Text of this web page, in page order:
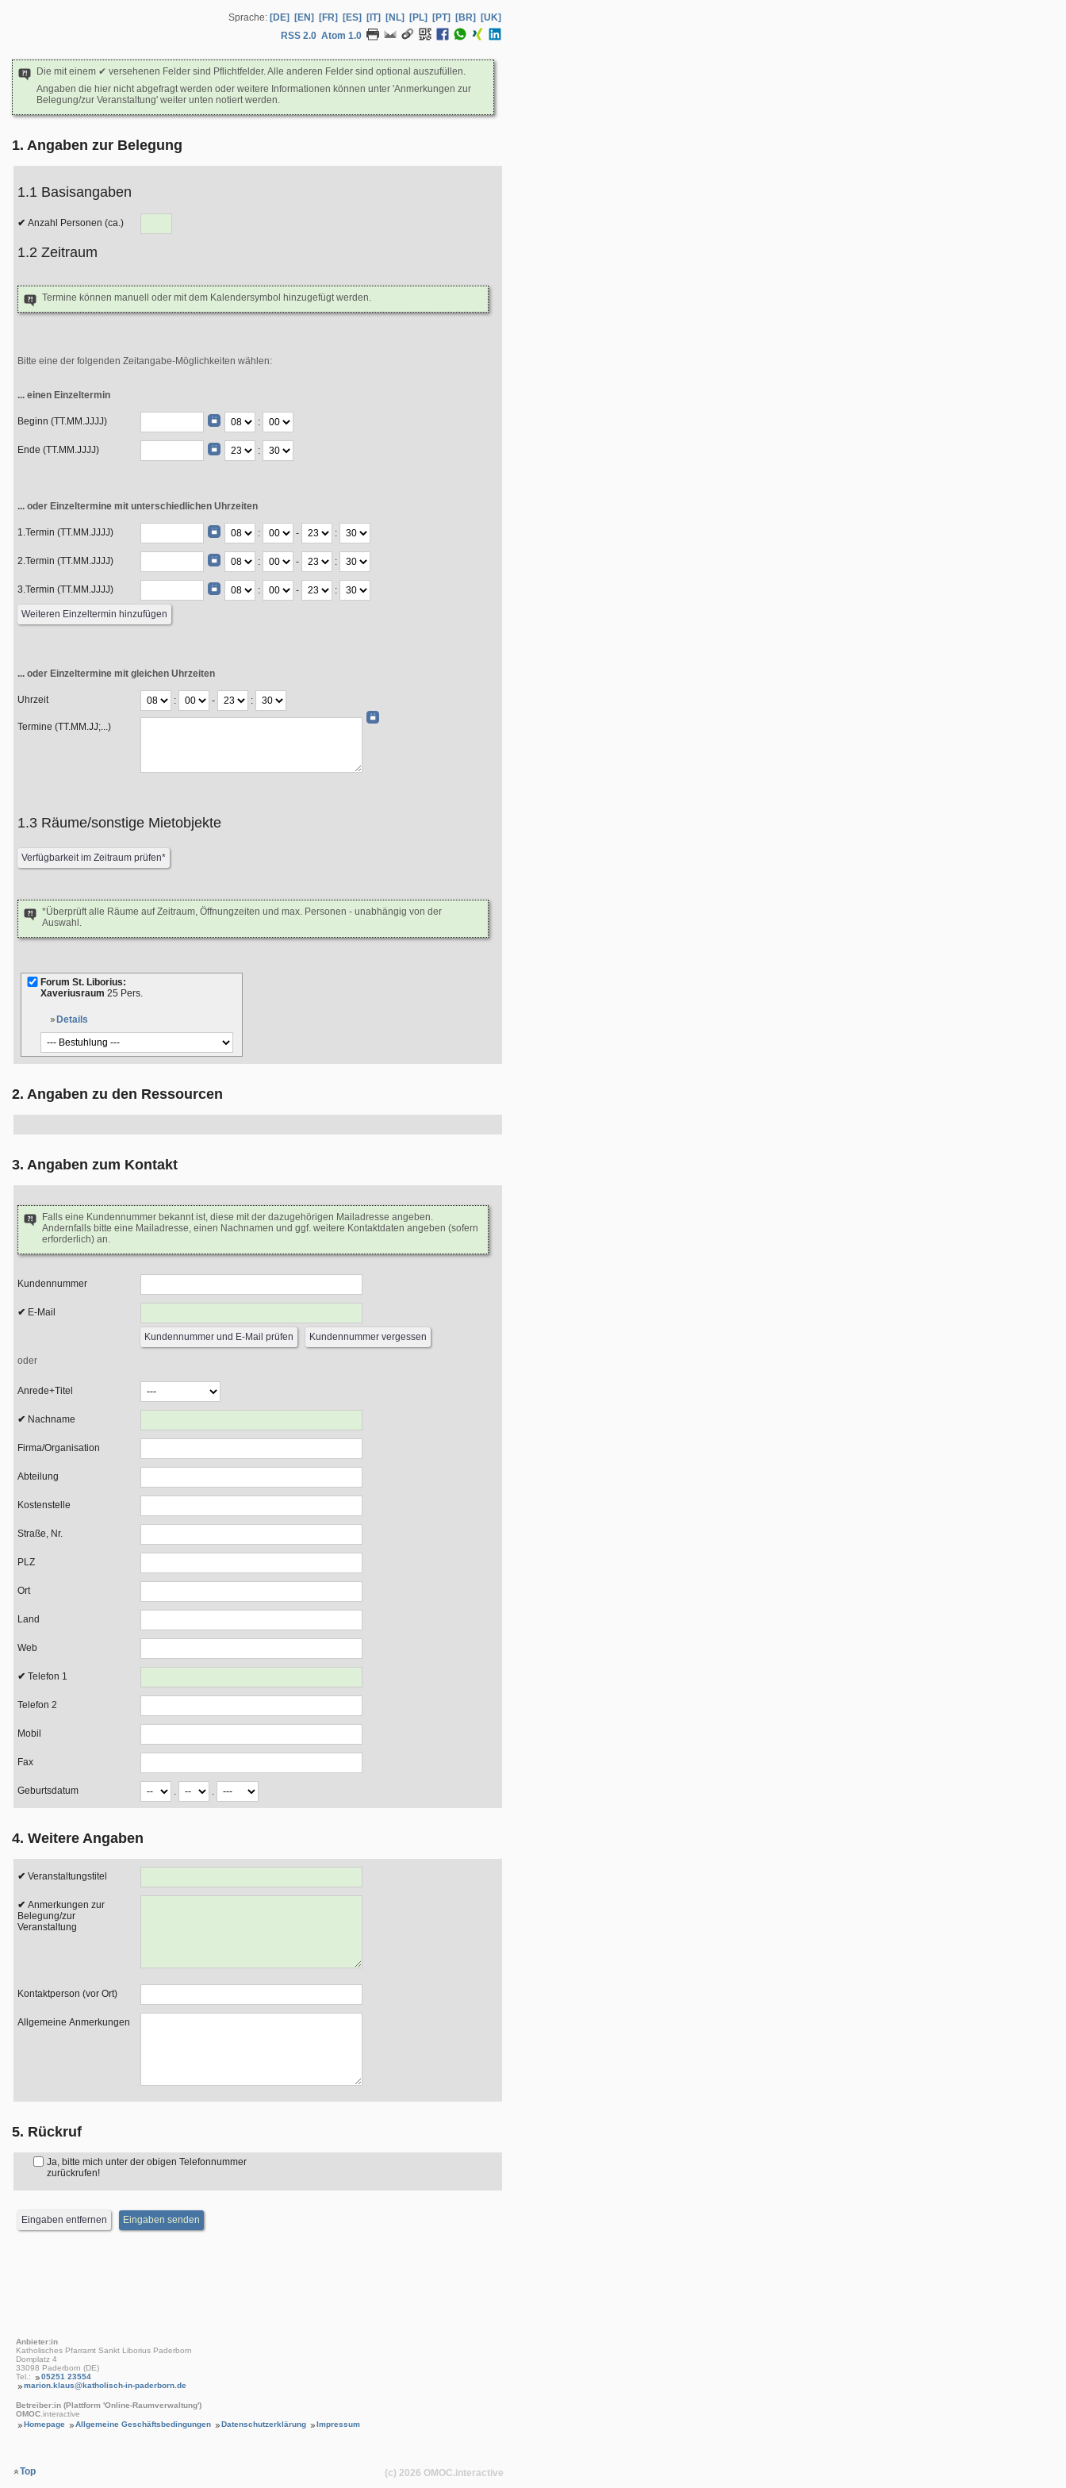
Sprache: [DE] [EN] [FR] [ES] [IT] [NL] [PL] [PT] [BR]
[UK]
RSS 2.0 Atom 1.0
Die mit einem ✔ versehenen Felder sind Pflichtfelder. Alle anderen Felder sind optional auszufüllen.
Angaben die hier nicht abgefragt werden oder weitere Informationen können unter 'Anmerkungen zur
Belegung/zur Veranstaltung' weiter unten notiert werden.
1. Angaben zur Belegung
1.1 Basisangaben
Anzahl Personen (ca.)
1.2 Zeitraum
Termine können manuell oder mit dem Kalendersymbol hinzugefügt werden.
Bitte eine der folgenden Zeitangabe-Möglichkeiten wählen:
... einen Einzeltermin
Beginn (TT.MM.JJJJ) :
Ende (TT.MM.JJJJ) :
... oder Einzeltermine mit unterschiedlichen Uhrzeiten
1.Termin (TT.MM.JJJJ) : - :
2.Termin (TT.MM.JJJJ) : - :
3.Termin (TT.MM.JJJJ) : - :
... oder Einzeltermine mit gleichen Uhrzeiten
Uhrzeit : - :
Termine (TT.MM.JJ;...)
1.3 Räume/sonstige Mietobjekte
*Überprüft alle Räume auf Zeitraum, Öffnungzeiten und max. Personen - unabhängig von der
Auswahl.
Forum St. Liborius:
Xaveriusraum 25 Pers.
Details
2. Angaben zu den Ressourcen
3. Angaben zum Kontakt
Falls eine Kundennummer bekannt ist, diese mit der dazugehörigen Mailadresse angeben.
Andernfalls bitte eine Mailadresse, einen Nachnamen und ggf. weitere Kontaktdaten angeben (sofern
erforderlich) an.
Kundennummer
E-Mail
oder
Anrede+Titel
Nachname
Firma/Organisation
Abteilung
Kostenstelle
Straße, Nr.
PLZ
Ort
Land
Web
Telefon 1
Telefon 2
Mobil
Fax
Geburtsdatum . .
4. Weitere Angaben
Veranstaltungstitel
Belegung/zur
Veranstaltung
Kontaktperson (vor Ort)
Allgemeine Anmerkungen
5. Rückruf
Ja, bitte mich unter der obigen Telefonnummer
zurückrufen!
Anbieter:in
Katholisches Pfarramt Sankt Liborius Paderborn
Domplatz 4
33098 Paderborn (DE)
Tel.:
05251 23554
marion.klaus@katholisch-in-paderborn.de
Betreiber:in (Plattform 'Online-Raumverwaltung')
OMOC .interactive
Homepage
Allgemeine Geschäftsbedingungen Datenschutzerklärung Impressum
Top (c) 2026 OMOC.interactive